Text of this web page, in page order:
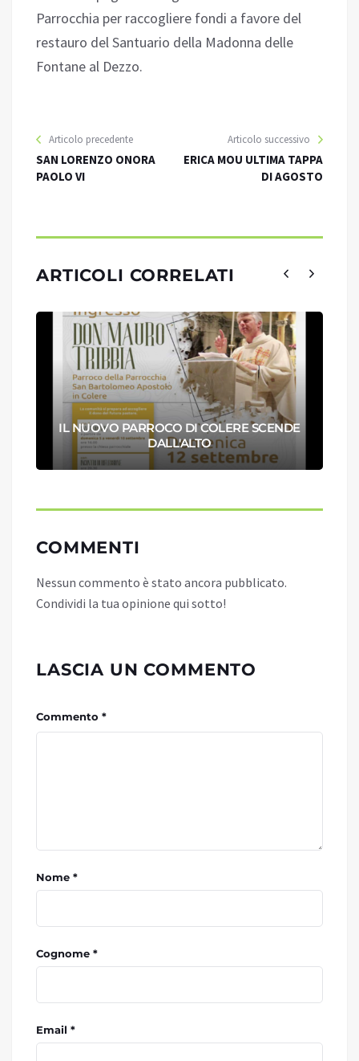
Parrocchia per raccogliere fondi a favore del
restauro del Santuario della Madonna delle
Fontane al Dezzo.
Articolo precedente
SAN LORENZO ONORA
PAOLO VI
Articolo successivo
ERICA MOU ULTIMA TAPPA
DI AGOSTO
ARTICOLI CORRELATI
IL NUOVO PARROCO DI COLERE SCENDE
DALL'ALTO
COMMENTI
Nessun commento è stato ancora pubblicato.
Condividi la tua opinione qui sotto!
LASCIA UN COMMENTO
Commento *
Nome *
Cognome *
Email *